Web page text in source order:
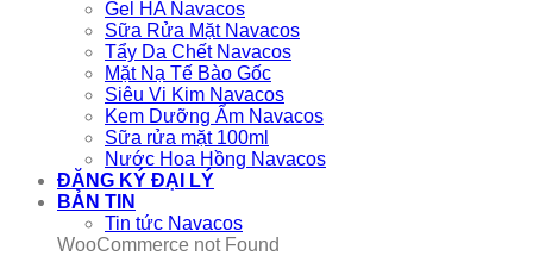
Gel HA Navacos
Sữa Rửa Mặt Navacos
Tẩy Da Chết Navacos
Mặt Nạ Tế Bào Gốc
Siêu Vi Kim Navacos
Kem Dưỡng Ẩm Navacos
Sữa rửa mặt 100ml
Nước Hoa Hồng Navacos
ĐĂNG KÝ ĐẠI LÝ
BẢN TIN
Tin tức Navacos
WooCommerce not Found